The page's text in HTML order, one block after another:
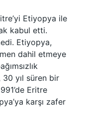
Etiyopya ile
kabul etti.
Etiyopya,
dahil etmeye
yıl süren bir
Eritre
karşı zafer